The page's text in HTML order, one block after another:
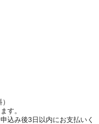
す。
込み後3日以内にお支払いく